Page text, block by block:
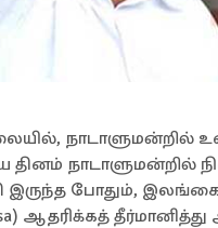
நாடாளுமன்றில்
நாடாளுமன்றில்
போதும், இலங்கைத்
ஆதரிக்கத்